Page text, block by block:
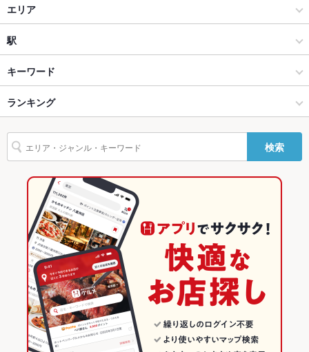
設備
Wi-Fi
ー
駐車場
その他設備 －
その他
飲み放題 あり ：コース別、時間制飲み放題あり
食べ放題 あり
お子様連れ お子様連れOK
ウェディン
グパーティ
ー二次会
ご相談ください
－
中華
中華全般
松阪 × 中華
松阪 × 中華全般
東松阪駅 × 中華
東松阪駅 × 中華全般
エリア
松阪市
松阪市 × 中華
松阪市 × 中華全般
三重
三重 × 中華
三重 × 中華全般
駅
多気駅
東松阪駅
松阪駅
キーワード
手羽先 からあげ
エビチリ 杏仁豆腐 デザート 白湯ラーメン
ランキング
三重のグルメランキング
三重の中華ランキング
三重の中華全般ランキング
松阪のグルメランキング
松阪市のグルメランキング
検索